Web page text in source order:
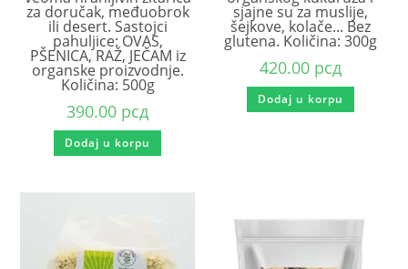
za doručak, međuobrok
ili desert. Sastojci
pahuljice: OVAS,
PŠENICA, RAŽ, JEČAM iz
organske proizvodnje.
Količina: 500g
390.00 рсд
Dodaj u korpu
sjajne su za muslije,
šejkove, kolače... Bez
glutena. Količina: 300g
420.00 рсд
Dodaj u korpu